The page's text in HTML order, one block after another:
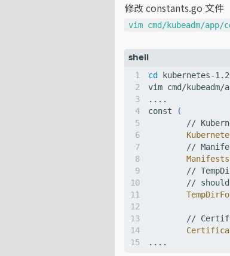
修改 constants.go 文件
vim cmd/kubeadm/
1
4
6
7
8
9
10
11
14
cd
const
(
//
//
//